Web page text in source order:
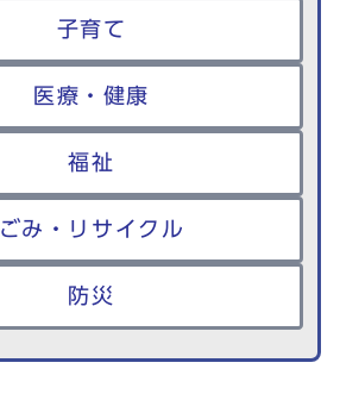
子育て
医療・健康
福祉
ごみ・リサイクル
防災